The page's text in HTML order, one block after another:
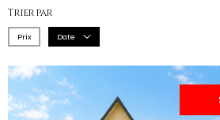
Trier par
Prix Date